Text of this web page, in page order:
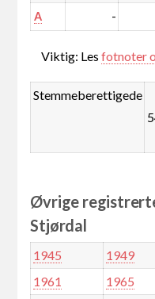
A -
Viktig: Lesfotnoter
Stemmeberettigede
Øvrige
Stjørdal
1945 1949
1961
1965